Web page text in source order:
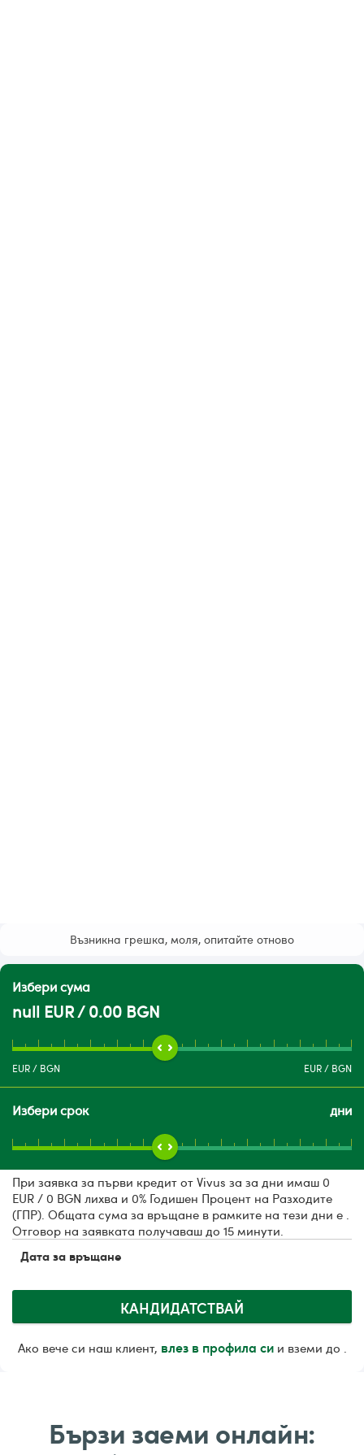
Възникна грешка, моля, опитайте отново
Избери сума
null EUR / 0.00 BGN
EUR / BGN EUR / BGN
Избери срок дни
При заявка за първи кредит от Vivus за за дни имаш 0
EUR / 0 BGN лихва и 0% Годишен Процент на Разходите
(ГПР). Общата сума за връщане в рамките на тези дни е .
Отговор на заявката получаваш до 15 минути.
Дата за връщане
КАНДИДАТСТВАЙ
Ако вече си наш клиент, влез в профила сии вземи до .
Бързи заеми онлайн: